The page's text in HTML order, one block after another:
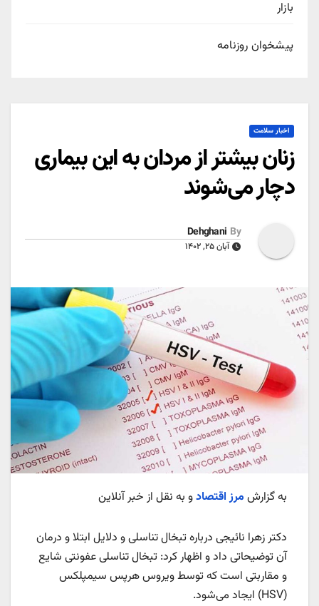
بازار
پیشخوان روزنامه
اخبار سلامت
زنان بیشتر از مردان به این بیماری
دچار می‌شوند
By
Dehghani
آبان ۲۵, ۱۴۰۲
به گزارش مرز اقتصادو به نقل از خبر آنلاین
دکتر زهرا نائیجی درباره تبخال تناسلی و دلایل ابتلا و درمان
آن توضیحاتی داد و اظهار کرد: تبخال تناسلی عفونتی شایع
و مقاربتی است که توسط ویروس هرپس سیمپلکس
(HSV) ایجاد می‌شود.